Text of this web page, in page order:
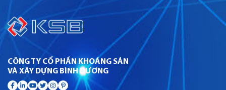
CÔNG TY CỔ PHẦN KHOÁNG SẢN
VÀ XÂY DỰNG BÌNH DƯƠNG